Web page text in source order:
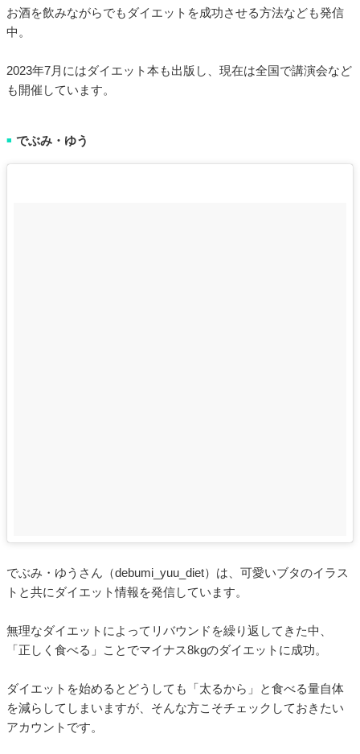
お酒を飲みながらでもダイエットを成功させる方法なども発信
中。
2023年7月にはダイエット本も出版し、現在は全国で講演会など
も開催しています。
■ でぶみ・ゆう
でぶみ・ゆうさん（debumi_yuu_diet）は、可愛いブタのイラス
トと共にダイエット情報を発信しています。
無理なダイエットによってリバウンドを繰り返してきた中、
「正しく食べる」ことでマイナス8kgのダイエットに成功。
ダイエットを始めるとどうしても「太るから」と食べる量自体
を減らしてしまいますが、そんな方こそチェックしておきたい
アカウントです。